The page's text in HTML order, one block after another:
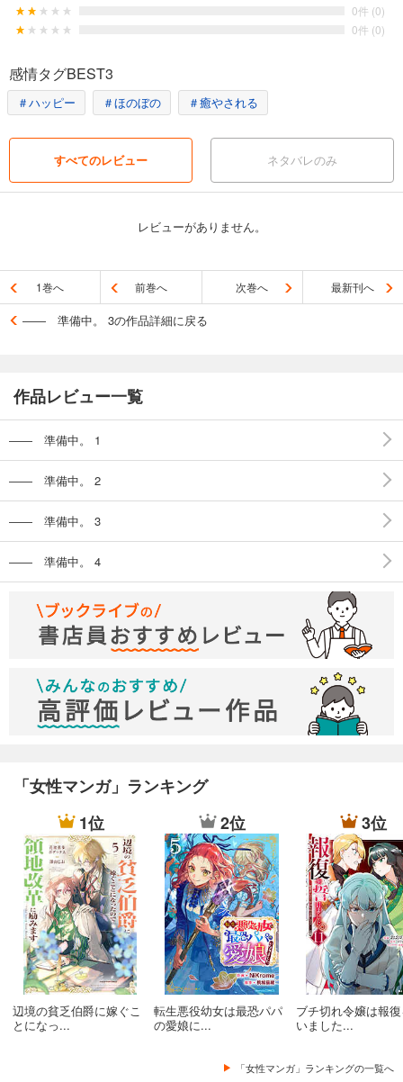
0件 (0)
0件 (0)
感情タグBEST3
＃ハッピー ＃ほのぼの ＃癒やされる
すべてのレビュー ネタバレのみ
レビューがありません。
1巻へ 前巻へ 次巻へ 最新刊へ
―― 準備中。 3の作品詳細に戻る
作品レビュー一覧
―― 準備中。 1
―― 準備中。 2
―― 準備中。 3
―― 準備中。 4
「女性マンガ」ランキング
1位
辺境の貧乏伯爵に嫁ぐこ
とになっ...
2位
転生悪役幼女は最恐パパ
の愛娘に...
3位
ブチ切れ令嬢は報
いました...
「女性マンガ」ランキングの一覧へ